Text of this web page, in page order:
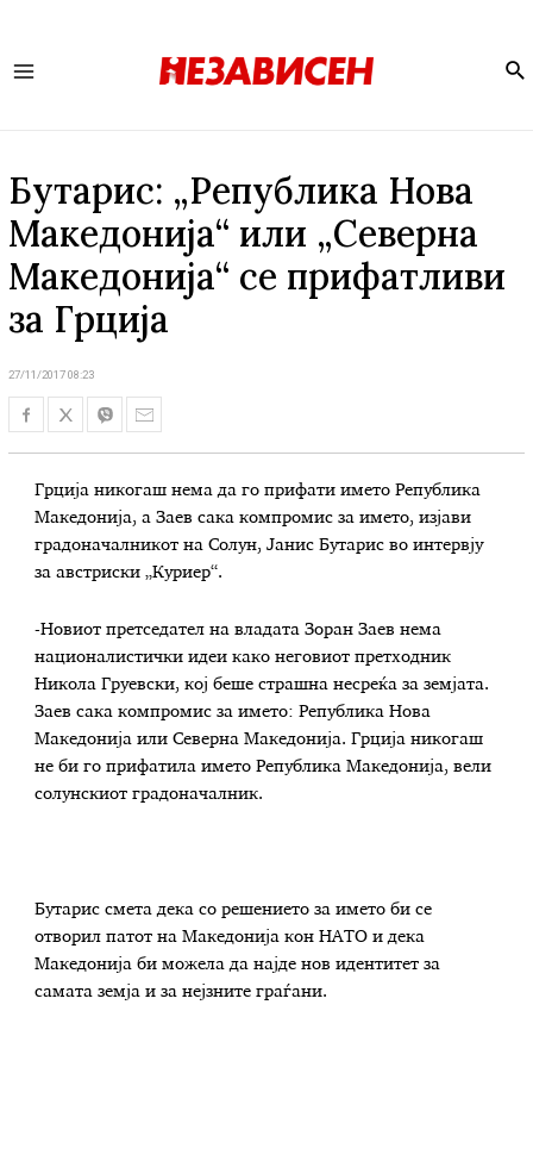
Бутарис: „Република Нова
Македонија“ или „Северна
Македонија“ се прифатливи
за Грција
27/11/2017 08:23
Грција никогаш нема да го прифати името Република
Македонија, а Заев сака компромис за името, изјави
градоначалникот на Солун, Јанис Бутарис во интервју
за австриски „Куриер“.
-Новиот претседател на владата Зоран Заев нема
националистички идеи како неговиот претходник
Никола Груевски, кој беше страшна несреќа за земјата.
Заев сака компромис за името: Република Нова
Македонија или Северна Македонија. Грција никогаш
не би го прифатила името Република Македонија, вели
солунскиот градоначалник.
Бутарис смета дека со решението за името би се
отворил патот на Македонија кон НАТО и дека
Македонија би можела да најде нов идентитет за
самата земја и за нејзните граѓани.